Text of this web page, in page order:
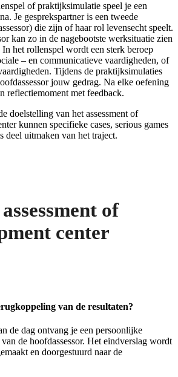
of praktijksimulatie speel je een
Je gesprekspartner is een tweede
die zijn of haar rol levensecht speelt.
kan zo in de nagebootste werksituatie zien
In het rollenspel wordt een sterk beroep
– en communicatieve vaardigheden, of
Tijdens de praktijksimulaties
jouw gedrag. Na elke oefening
reflectiemoment met feedback.
doelstelling van het assessment of
kunnen specifieke cases, serious games
deel uitmaken van het traject.
of
center
van de resultaten?
de dag ontvang je een persoonlijke
de hoofdassessor. Het eindverslag wordt
en doorgestuurd naar de